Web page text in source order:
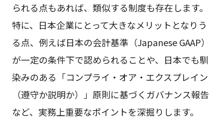
られる点もあれば、類似する制度も存在します。
特に、日本企業にとって大きなメリットとなりう
る点、例えば日本の会計基準（Japanese GAAP）
が一定の条件下で認められることや、日本でも馴
染みのある「コンプライ・オア・エクスプレイン
（遵守か説明か）」原則に基づくガバナンス報告
など、実務上重要なポイントを深掘りします。